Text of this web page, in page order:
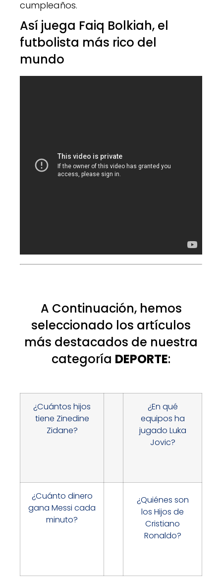
cumpleaños.
Así juega Faiq Bolkiah, el
futbolista más rico del
mundo
A Continuación, hemos
seleccionado los artículos
más destacados de nuestra
categoría DEPORTE:
¿Cuántos hijos
tiene Zinedine
Zidane?
¿En qué
equipos ha
jugado Luka
Jovic?
¿Cuánto dinero
gana Messi cada
minuto?
¿Quiénes son
los Hijos de
Cristiano
Ronaldo?